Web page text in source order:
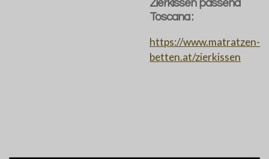
Zierkissen passend
Toscana :
https://www.matratzen-
betten.at/zierkissen